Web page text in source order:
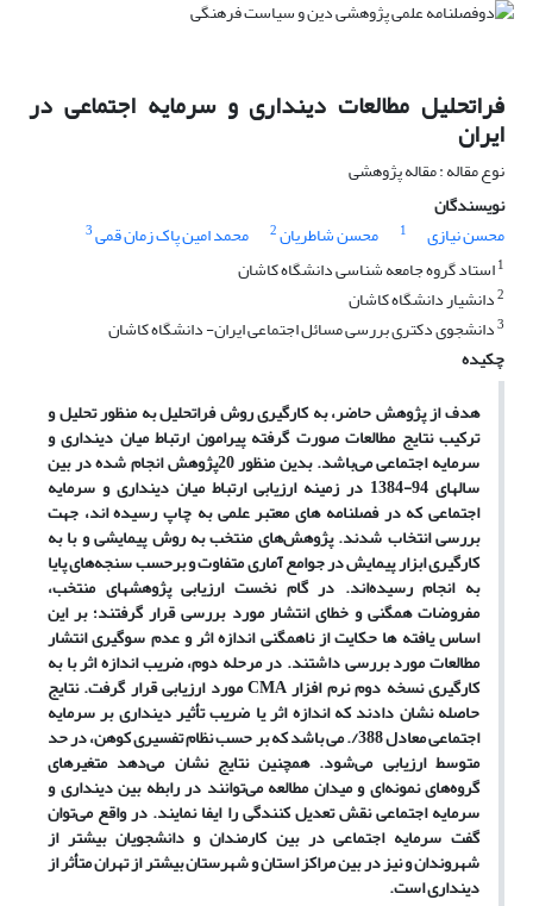
فراتحلیل مطالعات دینداری و سرمایه اجتماعی در
ایران
نوع مقاله : مقاله پژوهشی
نویسندگان
محسن نیازی
1 محسن شاطریان2 محمد امین پاک زمان قمی3
1استاد گروه جامعه شناسی دانشگاه کاشان
2دانشیار دانشگاه کاشان
3دانشجوی دکتری بررسی مسائل اجتماعی ایران- دانشگاه کاشان
چکیده
هدف از پژوهش‌ حاضر، به‌ کارگیری روش فراتحلیل به منظور تحلیل و
ترکیب نتایج مطالعات صورت ‌گرفته پیرامون ارتباط میان دینداری و
سرمایه ‌اجتماعی می‌باشد. بدین‌ منظور 20پژوهش انجام شده در بین
سالهای 94-1384 در زمینه ارزیابی ارتباط میان دینداری و سرمایه
اجتماعی که در فصلنامه ‌های معتبر علمی به چاپ رسیده ‌اند، جهت
بررسی انتخاب شدند. پژوهش‌‌های منتخب به روش پیمایشی و با به‌
کارگیری ابزار پیمایش در جوامع آماری متفاوت و برحسب سنجه‌های پایا
به انجام رسیده‌‌اند. در گام نخست ارزیابی پژوهشهای منتخب،
مفروضات همگنی و خطای انتشار مورد بررسی قرار گرفتند؛ بر این
اساس یافته‌ ها حکایت از ناهمگنی اندازه‌ اثر و عدم سوگیری انتشار
مطالعات مورد بررسی داشتند. در مرحله دوم، ضریب اندازه اثر با به‌
کارگیری نسخه دوم نرم افزار CMA مورد ارزیابی قرار گرفت. نتایج
حاصله نشان دادند که اندازه اثر یا ضریب تأثیر دینداری بر سرمایه
اجتماعی معادل ‌388/. می باشد که بر حسب نظام تفسیری کوهن، در حد
متوسط ارزیابی می‌‌شود. همچنین نتایج نشان می‌دهد متغیرهای
گروه‌های نمونه‌ای و میدان مطالعه می‌توانند در رابطه بین دینداری و
سرمایه اجتماعی نقش تعدیل کنندگی را ایفا نمایند. در واقع می‌توان
گفت سرمایه اجتماعی در بین کارمندان و دانشجویان بیشتر از
شهروندان و نیز در بین مراکز استان و شهرستان بیشتر از تهران متأثر از
دینداری است.